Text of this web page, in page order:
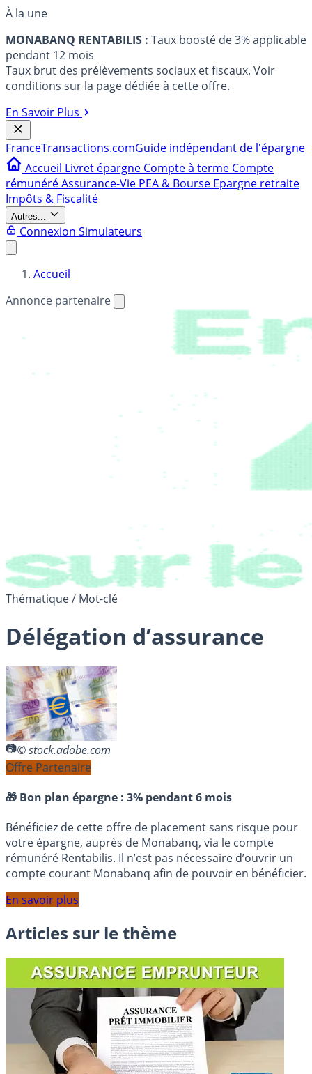
À la une
MONABANQ RENTABILIS : Taux boosté de 3% applicable
pendant 12 mois
Taux brut des prélèvements sociaux et fiscaux. Voir
conditions sur la page dédiée à cette offre.
En Savoir Plus
FranceTransactions.comGuide indépendant de l'épargne
Accueil Livret épargne Compte à terme Compte
rémunéréAssurance-Vie PEA & Bourse Epargne retraite
Impôts & Fiscalité
Autres...
Connexion Simulateurs
Accueil
Annonce partenaire
Thématique / Mot-clé
Délégation d’assurance
© stock.adobe.com
Offre Partenaire
🎁 Bon plan épargne : 3% pendant 6 mois
Bénéficiez de cette offre de placement sans risque pour
votre épargne, auprès de Monabanq, via le compte
rémunéré Rentabilis. Il n’est pas nécessaire d’ouvrir un
compte courant Monabanq afin de pouvoir en bénéficier.
En savoir plus
Articles sur le thème